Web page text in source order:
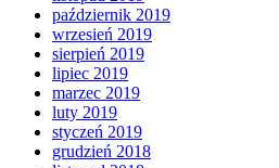
październik 2019
wrzesień 2019
sierpień 2019
lipiec 2019
marzec 2019
luty 2019
styczeń 2019
grudzień 2018